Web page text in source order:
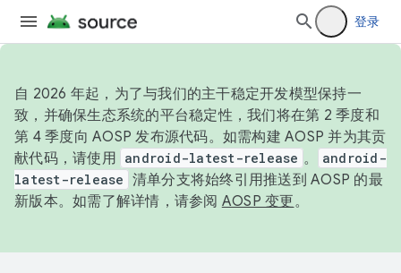
登录
自 2026 年起，为了与我们的主干稳定开发模型保持一
致，并确保生态系统的平台稳定性，我们将在第 2 季度和
第 4 季度向 AOSP 发布源代码。如需构建 AOSP 并为其贡
献代码，请使用 android-latest-release 。
android-
latest-release 清单分支将始终引用推送到 AOSP 的最
新版本。如需了解详情，请参阅 AOSP 变更。